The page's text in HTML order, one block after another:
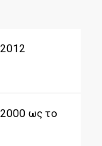
2000 ως το